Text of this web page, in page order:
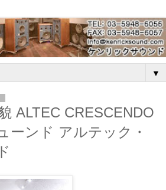
▼
ALTEC CRESCENDO
ーンド アルテック・